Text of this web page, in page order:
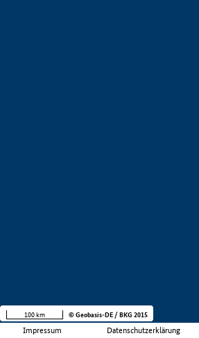
Impressum Datenschutzerklärung
100 km © Geobasis-DE / BKG 2015